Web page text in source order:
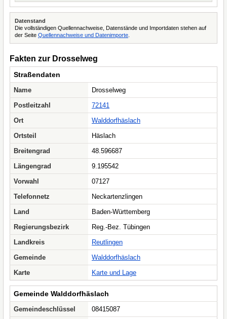
Datenstand
Die vollständigen Quellennachweise, Datenstände und Importdaten stehen auf
der Seite Quellennachweise und Datenimporte
Fakten zur Drosselweg
Straßendaten
Name
Drosselweg
Postleitzahl
72141
Ort
Walddorfhäslach
Ortsteil
Häslach
Breitengrad
48.596687
Längengrad
9.195542
Vorwahl
07127
Telefonnetz
Neckartenzlingen
Land
Baden-Württemberg
Regierungsbezirk
Reg.-Bez. Tübingen
Landkreis
Reutlingen
Gemeinde
Walddorfhäslach
Karte
Karte und Lage
Gemeinde Walddorfhäslach
Gemeindeschlüssel
08415087